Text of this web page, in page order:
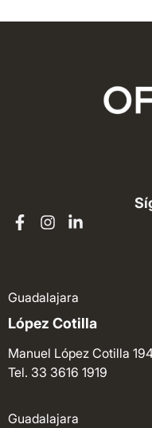
Guadalajara
López Cotilla
Manuel López Cotilla
Tel. 33 3616 1919
Guadalajara